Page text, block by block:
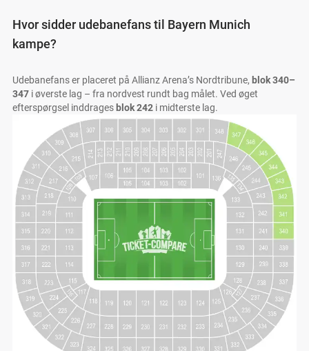
Hvor sidder udebanefans til Bayern Munich
kampe?
Udebanefans er placeret på Allianz Arena’s Nordtribune, blok 340–
347 i øverste lag – fra nordvest rundt bag målet. Ved øget
efterspørgsel inddrages blok 242 i midterste lag.